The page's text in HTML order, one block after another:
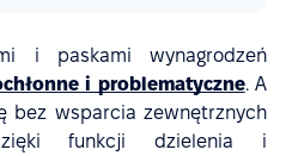
i paskami wynagrodzeń
i problematyczne. A
bez wsparcia zewnętrznych
funkcji dzielenia i